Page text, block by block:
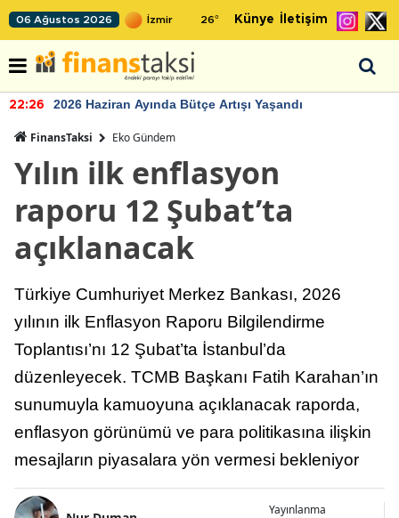
06 Ağustos 2026 26° Künye İletişim
22:26 2026 Haziran Ayında Bütçe Artışı Yaşandı
FinansTaksi Eko Gündem
Yılın ilk enflasyon
raporu 12 Şubat’ta
açıklanacak
Türkiye Cumhuriyet Merkez Bankası, 2026
yılının ilk Enflasyon Raporu Bilgilendirme
Toplantısı’nı 12 Şubat’ta İstanbul’da
düzenleyecek. TCMB Başkanı Fatih Karahan’ın
sunumuyla kamuoyuna açıklanacak raporda,
enflasyon görünümü ve para politikasına ilişkin
mesajların piyasalara yön vermesi bekleniyor
Yayınlanma